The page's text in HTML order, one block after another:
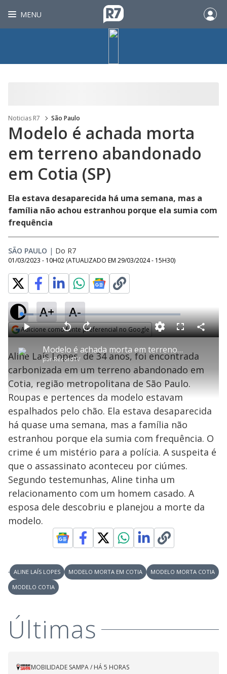
MENU
Noticias R7 São Paulo
Modelo é achada morta
em terreno abandonado
em Cotia (SP)
Ela estava desaparecida há uma semana, mas a
família não achou estranhou porque ela sumia com
frequência
SÃO PAULO | Do R7
01/03/2023 - 10H02 (ATUALIZADO EM 29/03/2024 - 15H30)
A+ A-
Adicione como fonte preferencial no Google
P
l
a
y
V
i
d
e
Modelo é achada morta em terreno abandonado em Cotia (SP)
porRecordTV
P V
t
a
r
0
e
g
n
d
s
A
n
ç
a
1
s
e
u
n
o
s
M
u
d
o
L
o
a
d
e
.
5
7
%
F
l
s
c
r
e
n
C
o
i
Aline Laís Lopes, de 34 anos, foi encontrada
carbonizada em um terreno abandonado em
Cotia, região metropolitana de São Paulo.
Roupas e pertences da modelo estavam
espalhados pelo chão. Ela estava desaparecida
há quase uma semana, mas a família não
estranhou porque ela sumia com frequência. O
crime é um mistério para a polícia. A suspeita é
que o assassinato aconteceu por ciúmes.
Segundo testemunhas, Aline tinha um
relacionamento com um homem casado. A
esposa dele descobriu e planejou a morte da
modelo.
ALINE LAÍS LOPES MODELO MORTA EM COTIA
MODELO MORTA COTIA
MODELO COTIA
Últimas
MOBILIDADE SAMPA/ HÁ 5 HORAS